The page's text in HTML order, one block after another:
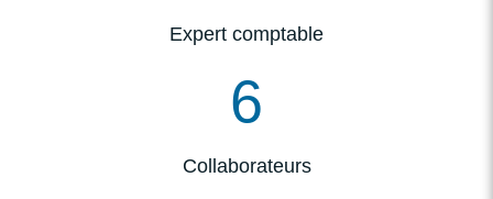
Expert comptable
6
Collaborateurs